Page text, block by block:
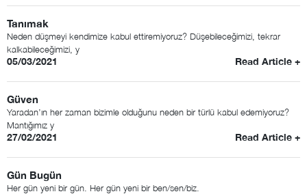
Tanımak
Neden düşmeyi kendimize kabul ettiremiyoruz? Düşebileceğimizi, tekrar
kalkabileceğimizi, y
05/03/2021 Read Article +
Güven
Yaradan’ın her zaman bizimle olduğunu neden bir türlü kabul edemiyoruz?
Mantığımız y
27/02/2021 Read Article +
Gün Bugün
Her gün yeni bir gün. Her gün yeni bir ben/sen/biz.